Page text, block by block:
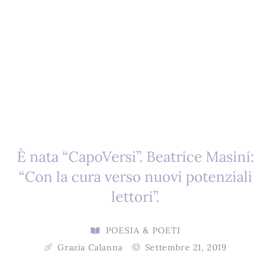
È nata “CapoVersi”. Beatrice Masini:
“Con la cura verso nuovi potenziali
lettori”.
POESIA & POETI
Grazia Calanna
Settembre 21, 2019